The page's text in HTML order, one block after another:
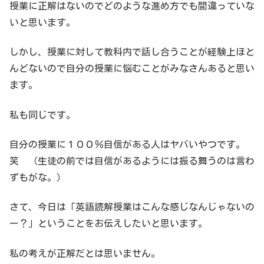
授業に正解はないのでどのような進め方でも間違っていな
いと思います。
しかし、授業に対して教科内で話し合うことが経験上ほと
んどないので自分の授業に悩むことがみなさんあると思い
ます。
私も同じです。
自分の授業に１００％自信がある人はヤバいやつです。
笑 （生徒の前では自信があるようには振る舞うのは言わ
ずもがな。）
さて、今日は「英語読解授業はこんな感じなんじゃないの
ー？」ということをお伝えしたいと思います。
私の考えが正解だとは思いません。